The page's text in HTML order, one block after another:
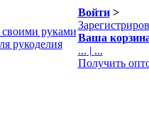
рукоделия
Войти>
Ваша
... | ...
Получить